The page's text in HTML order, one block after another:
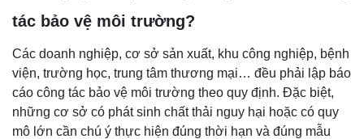
tác bảo vệ môi trường?
Các doanh nghiệp, cơ sở sản xuất, khu công nghiệp, bệnh
viện, trường học, trung tâm thương mại… đều phải lập báo
cáo công tác bảo vệ môi trường theo quy định. Đặc biệt,
những cơ sở có phát sinh chất thải nguy hại hoặc có quy
mô lớn cần chú ý thực hiện đúng thời hạn và đúng mẫu